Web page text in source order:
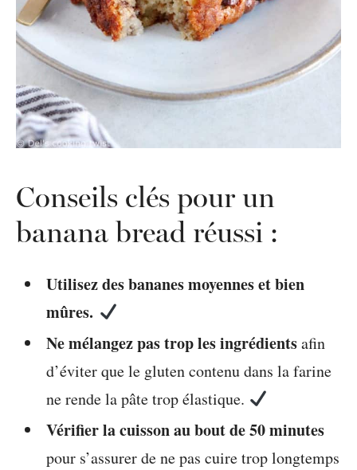
Conseils clés pour un
banana bread réussi :
Utilisez des bananes moyennes et bien
mûres.
Ne mélangez pas trop les ingrédientsafin
d’éviter que le gluten contenu dans la farine
ne rende la pâte trop élastique.
Vérifier la cuisson au bout de 50 minutes
pour s’assurer de ne pas cuire trop longtemps